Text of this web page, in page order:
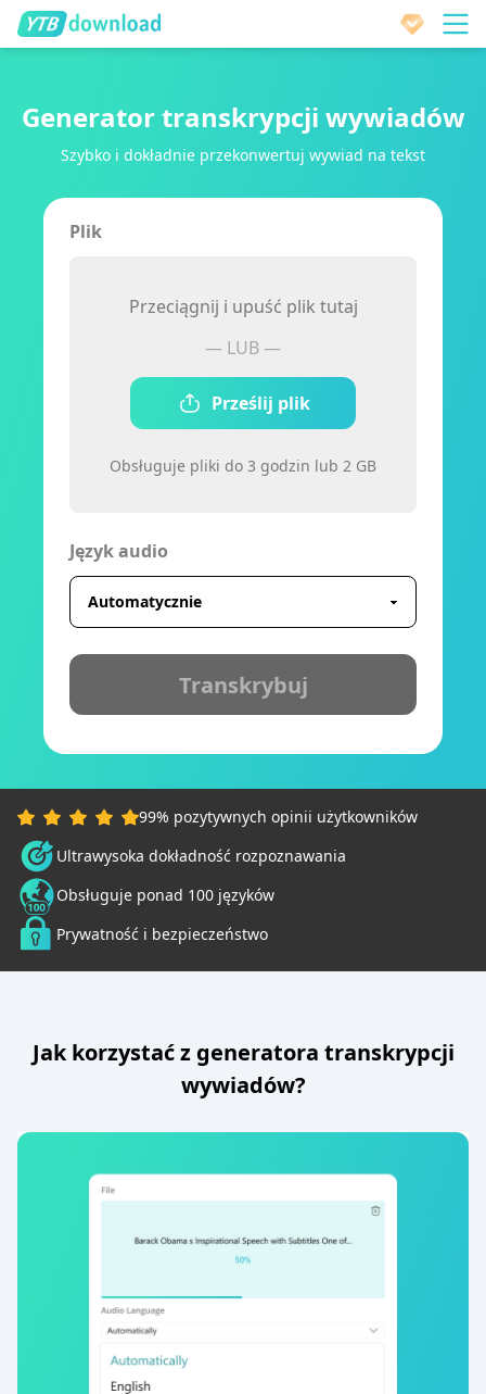
Generator transkrypcji wywiadów
Szybko i dokładnie przekonwertuj wywiad na tekst
Plik
Przeciągnij i upuść plik tutaj
— LUB —
Prześlij plik
Obsługuje pliki do 3 godzin lub 2 GB
Język audio
Transkrybuj
99% pozytywnych opinii użytkowników
Ultrawysoka dokładność rozpoznawania
Obsługuje ponad 100 języków
Prywatność i bezpieczeństwo
Jak korzystać z generatora transkrypcji
wywiadów?